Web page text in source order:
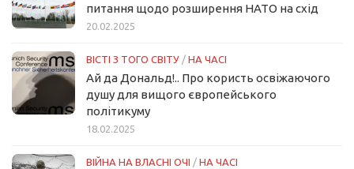
питання щодо розширення НАТО на схід
20.02.2025
ВІСТІ З ТОГО СВІТУ / НА ЧАСІ
Ай да Дональд!.. Про користь освіжаючого
душу для вищого європейського
політикуму
18.02.2025
ВІЙНА НА ВЛАСНІ ОЧІ / НА ЧАСІ